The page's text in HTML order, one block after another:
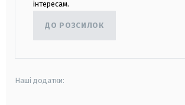
інтересам.
ДО РОЗСИЛОК
Наші додатки: